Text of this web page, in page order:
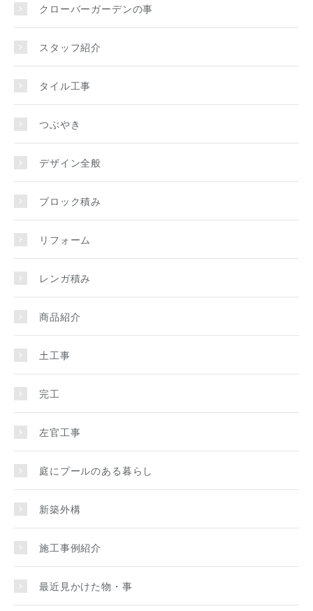
クローバーガーデンの事
スタッフ紹介
タイル工事
つぶやき
デザイン全般
ブロック積み
リフォーム
レンガ積み
商品紹介
土工事
完工
左官工事
庭にプールのある暮らし
新築外構
施工事例紹介
最近見かけた物・事